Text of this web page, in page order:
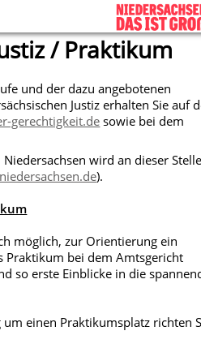
/ Praktikum
und der dazu angebotenen
Justiz erhalten Sie auf
gerechtigkeit.desowie bei dem
wird an dieser
).
möglich, zur Orientierung ein
Praktikum bei dem Amtsgericht
so erste Einblicke in die
einen Praktikumsplatz richten